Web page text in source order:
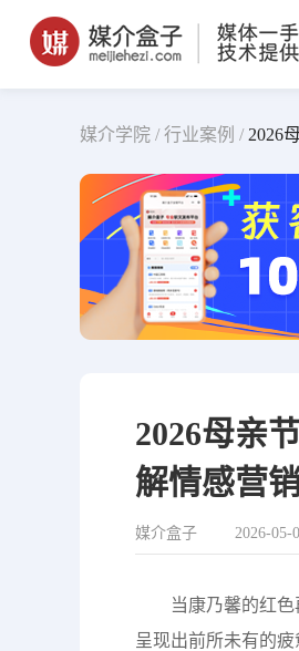
媒介学院 / 行业案例 /2026
2026母亲
解情感营
媒介盒子 2026-05-
当康乃馨的红
呈现出前所未有的